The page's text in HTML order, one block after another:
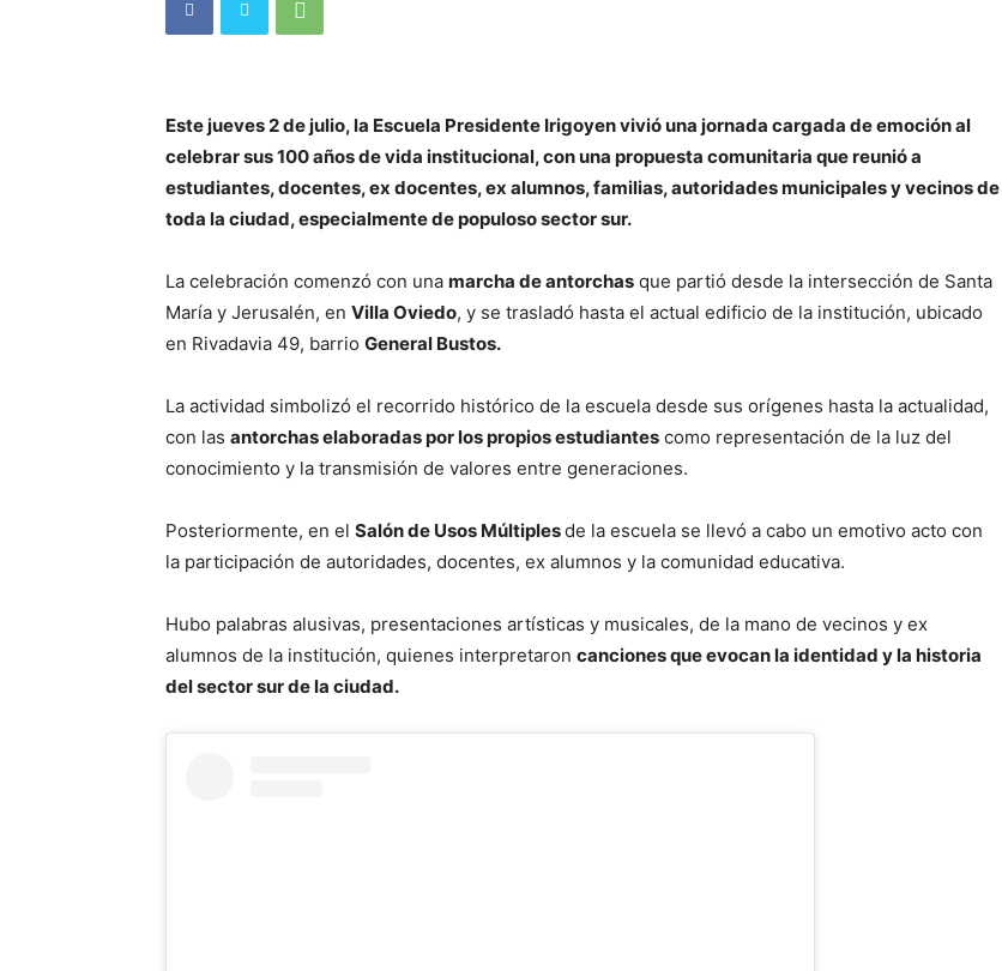
Este jueves 2 de julio, la Escuela Presidente Irigoyen vivió una jornada cargada de emoción al
celebrar sus 100 años de vida institucional, con una propuesta comunitaria que reunió a
estudiantes, docentes, ex docentes, ex alumnos, familias, autoridades municipales y vecinos de
toda la ciudad, especialmente de populoso sector sur.
La celebración comenzó con una marcha de antorchas que partió desde la intersección de Santa
María y Jerusalén, en Villa Oviedo, y se trasladó hasta el actual edificio de la institución, ubicado
en Rivadavia 49, barrio General Bustos.
La actividad simbolizó el recorrido histórico de la escuela desde sus orígenes hasta la actualidad,
con las antorchas elaboradas por los propios estudiantes como representación de la luz del
conocimiento y la transmisión de valores entre generaciones.
Posteriormente, en el Salón de Usos Múltiplesde la escuela se llevó a cabo un emotivo acto con
la participación de autoridades, docentes, ex alumnos y la comunidad educativa.
Hubo palabras alusivas, presentaciones artísticas y musicales, de la mano de vecinos y ex
alumnos de la institución, quienes interpretaron canciones que evocan la identidad y la historia
del sector sur de la ciudad.